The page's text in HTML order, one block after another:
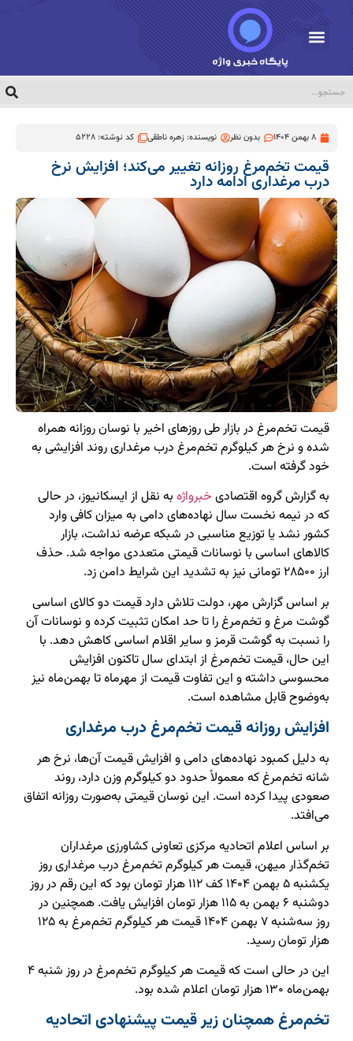
8 بهمن 1404 بدون نظر نویسنده:زهره ناطقی کد نوشته: 5228
قیمت تخم‌مرغ روزانه تغییر می‌کند؛ افزایش نرخ
درب مرغداری ادامه دارد
قیمت تخم‌مرغ در بازار طی روزهای اخیر با نوسان روزانه همراه
شده و نرخ هر کیلوگرم تخم‌مرغ درب مرغداری روند افزایشی به
خود گرفته است.
به گزارش گروه اقتصادی خبرواژه به نقل از ایسکانیوز، در حالی
که در نیمه نخست سال نهاده‌های دامی به میزان کافی وارد
کشور نشد یا توزیع مناسبی در شبکه عرضه نداشت، بازار
کالاهای اساسی با نوسانات قیمتی متعددی مواجه شد. حذف
ارز ۲۸۵۰۰ تومانی نیز به تشدید این شرایط دامن زد.
بر اساس گزارش مهر، دولت تلاش دارد قیمت دو کالای اساسی
گوشت مرغ و تخم‌مرغ را تا حد امکان تثبیت کرده و نوسانات آن
را نسبت به گوشت قرمز و سایر اقلام اساسی کاهش دهد. با
این حال، قیمت تخم‌مرغ از ابتدای سال تاکنون افزایش
محسوسی داشته و این تفاوت قیمت از مهرماه تا بهمن‌ماه نیز
به‌وضوح قابل مشاهده است.
افزایش روزانه قیمت تخم‌مرغ درب مرغداری
به دلیل کمبود نهاده‌های دامی و افزایش قیمت آن‌ها، نرخ هر
شانه تخم‌مرغ که معمولاً حدود دو کیلوگرم وزن دارد، روند
صعودی پیدا کرده است. این نوسان قیمتی به‌صورت روزانه اتفاق
می‌افتد.
بر اساس اعلام اتحادیه مرکزی تعاونی کشاورزی مرغداران
تخم‌گذار میهن، قیمت هر کیلوگرم تخم‌مرغ درب مرغداری روز
یکشنبه ۵ بهمن ۱۴۰۴ کف ۱۱۲ هزار تومان بود که این رقم در روز
دوشنبه ۶ بهمن به ۱۱۵ هزار تومان افزایش یافت. همچنین در
روز سه‌شنبه ۷ بهمن ۱۴۰۴ قیمت هر کیلوگرم تخم‌مرغ به ۱۲۵
هزار تومان رسید.
این در حالی است که قیمت هر کیلوگرم تخم‌مرغ در روز شنبه ۴
بهمن‌ماه ۱۳۰ هزار تومان اعلام شده بود.
تخم‌مرغ همچنان زیر قیمت پیشنهادی اتحادیه